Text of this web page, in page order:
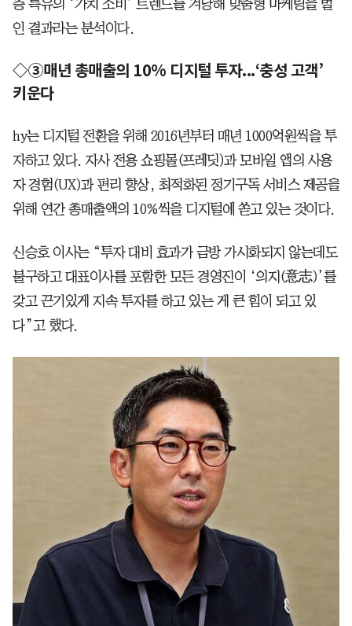
층 특유의 ‘가치 소비’ 트렌드를 겨냥해 맞춤형 마케팅을 벌
인 결과라는 분석이다.
◇③매년 총매출의 10% 디지털 투자...‘충성 고객’
키운다
hy는 디지털 전환을 위해 2016년부터 매년 1000억원씩을 투
자하고 있다. 자사 전용 쇼핑몰(프레딧)과 모바일 앱의 사용
자 경험(UX)과 편리 향상, 최적화된 정기구독 서비스 제공을
위해 연간 총매출액의 10%씩을 디지털에 쏟고 있는 것이다.
신승호 이사는 “투자 대비 효과가 금방 가시화되지 않는데도
불구하고 대표이사를 포함한 모든 경영진이 ‘의지(意志)’를
갖고 끈기있게 지속 투자를 하고 있는 게 큰 힘이 되고 있
다”고 했다.